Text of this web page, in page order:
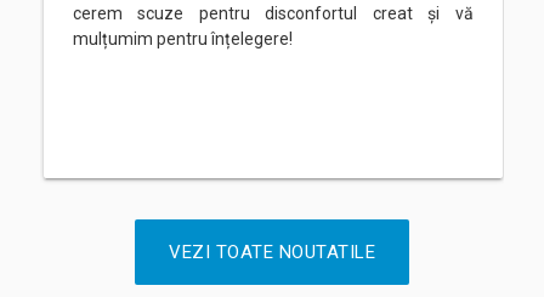
cerem scuze pentru disconfortul creat și vă
mulțumim pentru înțelegere!
VEZI TOATE NOUTATILE